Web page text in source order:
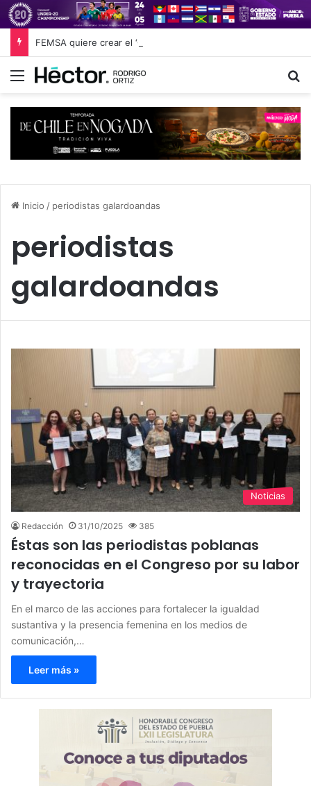
Menú
Inicio / periodistas galardoandas
periodistas
galardoandas
Noticias
Redacción 31/10/2025 385
Éstas son las periodistas poblanas
reconocidas en el Congreso por su labor
y trayectoria
En el marco de las acciones para fortalecer la igualdad
sustantiva y la presencia femenina en los medios de
comunicación,…
Leer más »